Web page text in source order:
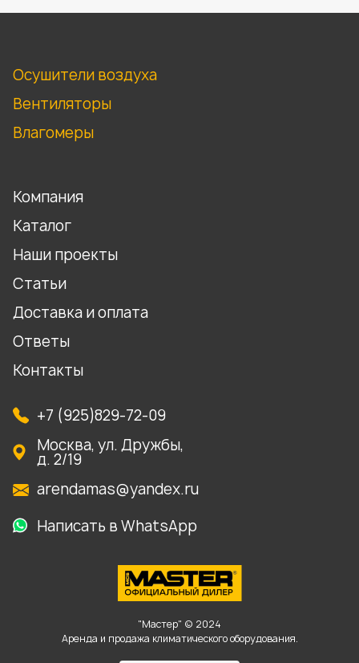
Осушители воздуха
Вентиляторы
Влагомеры
Компания
Каталог
Наши проекты
Статьи
Доставка и оплата
Ответы
Контакты
+7 (925)829-72-09
Москва, ул. Дружбы,
д. 2/19
arendamas@yandex.ru
Написать в WhatsApp
"Мастер" © 2024
Аренда и продажа климатического оборудования.